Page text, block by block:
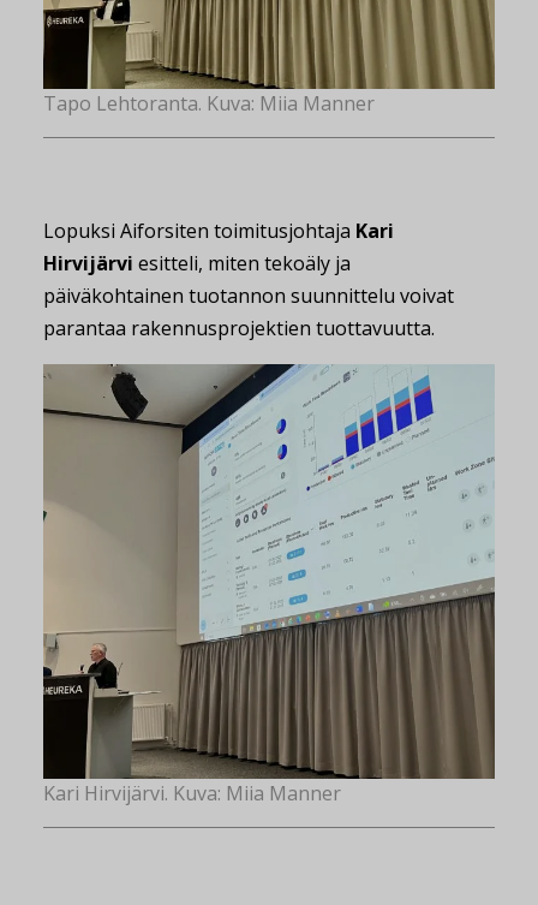
Tapo Lehtoranta. Kuva: Miia Manner
Lopuksi Aiforsiten toimitusjohtaja Kari
Hirvijärvi esitteli, miten tekoäly ja
päiväkohtainen tuotannon suunnittelu voivat
parantaa rakennusprojektien tuottavuutta.
Kari Hirvijärvi. Kuva: Miia Manner